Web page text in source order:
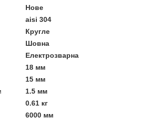
Нове
aisi 304
Кругле
Шовна
Електрозварна
18 мм
15 мм
1.5 мм
0.61 кг
6000 мм